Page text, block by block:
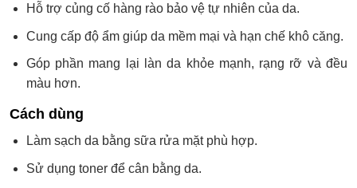
Hỗ trợ củng cố hàng rào bảo vệ tự nhiên của da.
Cung cấp độ ẩm giúp da mềm mại và hạn chế khô căng.
Góp phần mang lại làn da khỏe mạnh, rạng rỡ và đều
màu hơn.
Cách dùng
Làm sạch da bằng sữa rửa mặt phù hợp.
Sử dụng toner để cân bằng da.